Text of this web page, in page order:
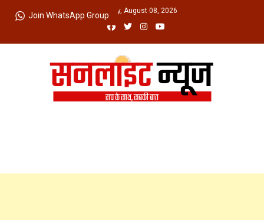
Saturday, August 08, 2026
Join WhatsApp Group